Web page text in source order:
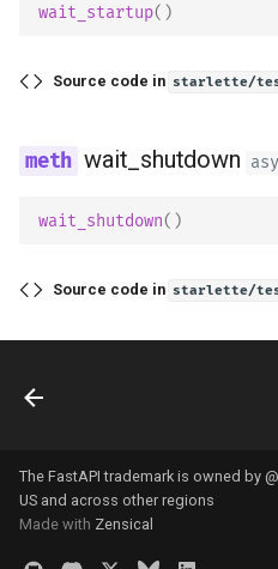
wait_startup()
Source code in starlette/
wait_shutdown
wait_shutdown()
Source code in starlette/
The FastAPI trademark is owned by
US and across other regions
Made with Zensical